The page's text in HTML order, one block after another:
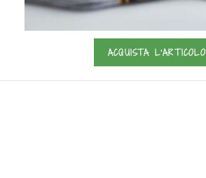
ACQUISTA L'ARTICOLO